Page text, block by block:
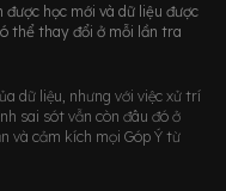
học mới và dữ liệu được
thể thay đổi ở mỗi lần tra
dữ liệu, nhưng với việc xử trí
sai sót vẫn còn đâu đó ở
và cảm kích mọi Góp Ý từ